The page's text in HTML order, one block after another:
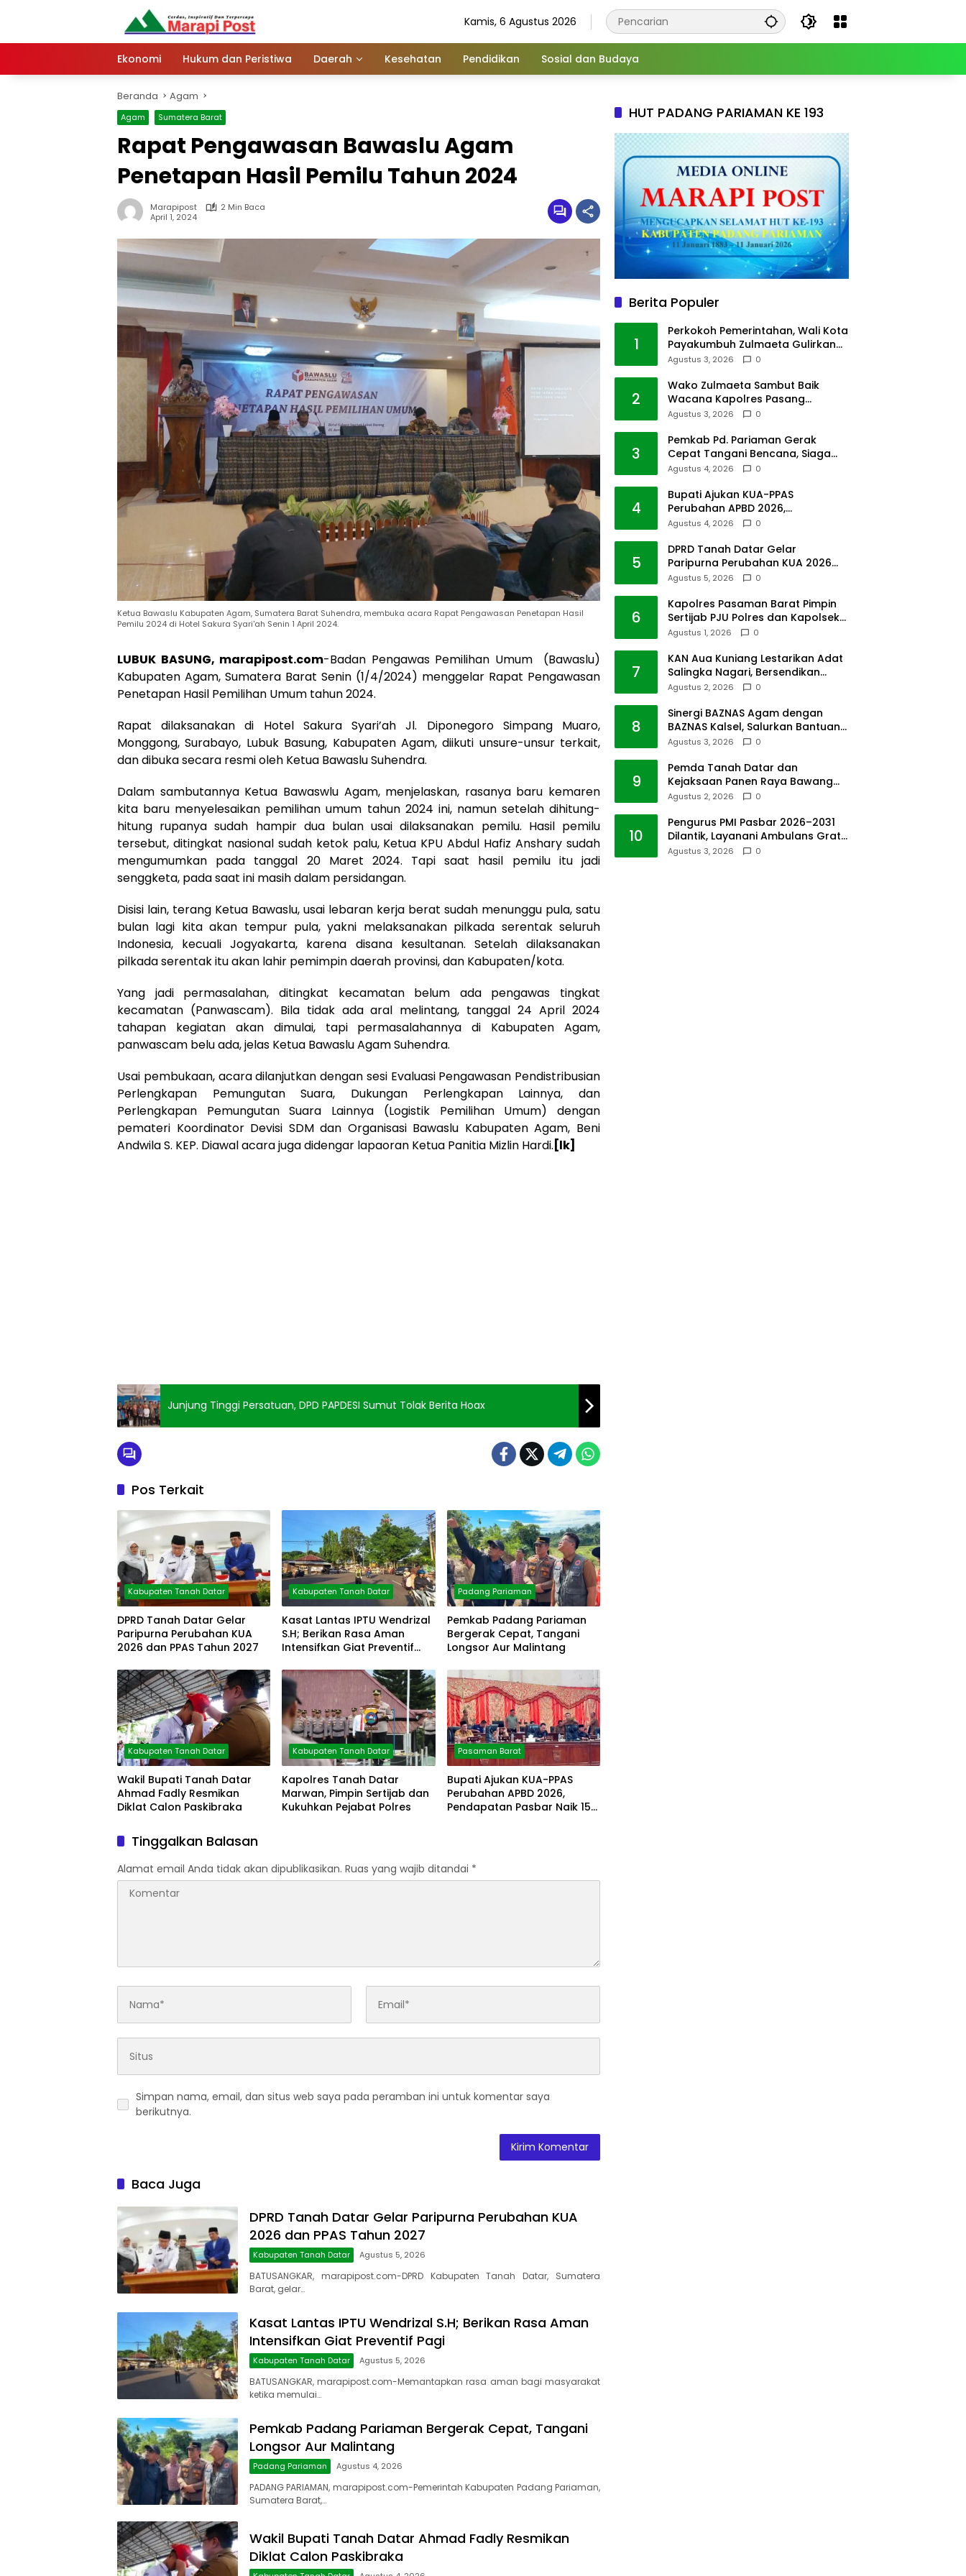
Kamis, 6 Agustus 2026
Ekonomi Hukum dan Peristiwa Daerah Kesehatan Pendidikan Sosial dan Budaya
Beranda Agam
Agam Sumatera Barat
Rapat Pengawasan Bawaslu Agam
Penetapan Hasil Pemilu Tahun 2024
Marapipost
2 Min Baca
April 1, 2024
Ketua Bawaslu Kabupaten Agam, Sumatera Barat Suhendra, membuka acara Rapat Pengawasan Penetapan Hasil
Pemilu 2024 di Hotel Sakura Syari'ah Senin 1 April 2024.
LUBUK BASUNG, marapipost.com-Badan Pengawas Pemilihan Umum (Bawaslu)
Kabupaten Agam, Sumatera Barat Senin (1/4/2024) menggelar Rapat Pengawasan
Penetapan Hasil Pemilihan Umum tahun 2024.
Rapat dilaksanakan di Hotel Sakura Syari’ah Jl. Diponegoro Simpang Muaro,
Monggong, Surabayo, Lubuk Basung, Kabupaten Agam, diikuti unsure-unsur terkait,
dan dibuka secara resmi oleh Ketua Bawaslu Suhendra.
Dalam sambutannya Ketua Bawaswlu Agam, menjelaskan, rasanya baru kemaren
kita baru menyelesaikan pemilihan umum tahun 2024 ini, namun setelah dihitung-
hitung rupanya sudah hampir dua bulan usai dilaksanakan pemilu. Hasil pemilu
tersebut, ditingkat nasional sudah ketok palu, Ketua KPU Abdul Hafiz Anshary sudah
mengumumkan pada tanggal 20 Maret 2024. Tapi saat hasil pemilu itu jadi
senggketa, pada saat ini masih dalam persidangan.
Disisi lain, terang Ketua Bawaslu, usai lebaran kerja berat sudah menunggu pula, satu
bulan lagi kita akan tempur pula, yakni melaksanakan pilkada serentak seluruh
Indonesia, kecuali Jogyakarta, karena disana kesultanan. Setelah dilaksanakan
pilkada serentak itu akan lahir pemimpin daerah provinsi, dan Kabupaten/kota.
Yang jadi permasalahan, ditingkat kecamatan belum ada pengawas tingkat
kecamatan (Panwascam). Bila tidak ada aral melintang, tanggal 24 April 2024
tahapan kegiatan akan dimulai, tapi permasalahannya di Kabupaten Agam,
panwascam belu ada, jelas Ketua Bawaslu Agam Suhendra.
Usai pembukaan, acara dilanjutkan dengan sesi Evaluasi Pengawasan Pendistribusian
Perlengkapan Pemungutan Suara, Dukungan Perlengkapan Lainnya, dan
Perlengkapan Pemungutan Suara Lainnya (Logistik Pemilihan Umum) dengan
pemateri Koordinator Devisi SDM dan Organisasi Bawaslu Kabupaten Agam, Beni
Andwila S. KEP. Diawal acara juga didengar lapaoran Ketua Panitia Mizlin Hardi. [lk]
Junjung Tinggi Persatuan, DPD PAPDESI Sumut Tolak Berita Hoax
Pos Terkait
Kabupaten Tanah Datar
DPRD Tanah Datar Gelar
Paripurna Perubahan KUA
2026 dan PPAS Tahun 2027
Kabupaten Tanah Datar
Kasat Lantas IPTU Wendrizal
S.H; Berikan Rasa Aman
Intensifkan Giat Preventif
Padang Pariaman
Pemkab Padang Pariaman
Bergerak Cepat, Tangani
Longsor Aur Malintang
Kabupaten Tanah Datar
Wakil Bupati Tanah Datar
Ahmad Fadly Resmikan
Diklat Calon Paskibraka
Kabupaten Tanah Datar
Kapolres Tanah Datar
Marwan, Pimpin Sertijab dan
Kukuhkan Pejabat Polres
Pasaman Barat
Bupati Ajukan KUA-PPAS
Perubahan APBD 2026,
Pendapatan Pasbar Naik 15
Tinggalkan Balasan
Alamat email Anda tidak akan dipublikasikan. Ruas yang wajib ditandai *
Simpan nama, email, dan situs web saya pada peramban ini untuk komentar saya
berikutnya.
Baca Juga
DPRD Tanah Datar Gelar Paripurna Perubahan KUA
2026 dan PPAS Tahun 2027
Kabupaten Tanah Datar Agustus 5, 2026
BATUSANGKAR, marapipost.com-DPRD Kabupaten Tanah Datar, Sumatera
Barat, gelar…
Kasat Lantas IPTU Wendrizal S.H; Berikan Rasa Aman
Intensifkan Giat Preventif Pagi
Kabupaten Tanah Datar Agustus 5, 2026
BATUSANGKAR, marapipost.com-Memantapkan rasa aman bagi masyarakat
ketika memulai…
Pemkab Padang Pariaman Bergerak Cepat, Tangani
Longsor Aur Malintang
Padang Pariaman Agustus 4, 2026
PADANG PARIAMAN, marapipost.com-Pemerintah Kabupaten Padang Pariaman,
Sumatera Barat,…
Wakil Bupati Tanah Datar Ahmad Fadly Resmikan
Diklat Calon Paskibraka
HUT PADANG PARIAMAN KE 193
Berita Populer
1
Perkokoh Pemerintahan, Wali Kota
Payakumbuh Zulmaeta Gulirkan
Jabatan
Agustus 3, 2026 0
2
Wako Zulmaeta Sambut Baik
Wacana Kapolres Pasang
Kamera Pantau Lalin
Agustus 3, 2026 0
3
Pemkab Pd. Pariaman Gerak
Cepat Tangani Bencana, Siaga
Cuaca Ekstrem
Agustus 4, 2026 0
4
Bupati Ajukan KUA-PPAS
Perubahan APBD 2026,
Pendapatan Pasbar Naik 15
Agustus 4, 2026 0
5
DPRD Tanah Datar Gelar
Paripurna Perubahan KUA 2026
dan PPAS Tahun 2027
Agustus 5, 2026 0
6
Kapolres Pasaman Barat Pimpin
Sertijab PJU Polres dan Kapolsek
Sungai Beremas
Agustus 1, 2026 0
7
KAN Aua Kuniang Lestarikan Adat
Salingka Nagari, Bersendikan
Kitabullah
Agustus 2, 2026 0
8
Sinergi BAZNAS Agam dengan
BAZNAS Kalsel, Salurkan Bantuan
Bencana Alam
Agustus 3, 2026 0
9
Pemda Tanah Datar dan
Kejaksaan Panen Raya Bawang
Merah di Sawah Tangah
Agustus 2, 2026 0
10
Pengurus PMI Pasbar 2026–2031
Dilantik, Layanani Ambulans Gratis
ke Padang
Agustus 3, 2026 0